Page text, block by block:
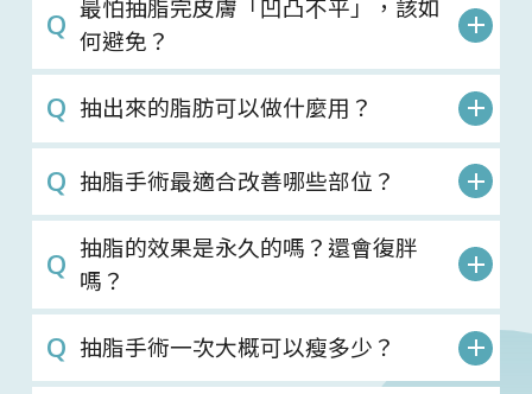
最怕抽脂完皮膚「凹凸不平」，該如
何避免？
抽出來的脂肪可以做什麼用？
抽脂手術最適合改善哪些部位？
抽脂的效果是永久的嗎？還會復胖
嗎？
抽脂手術一次大概可以瘦多少？